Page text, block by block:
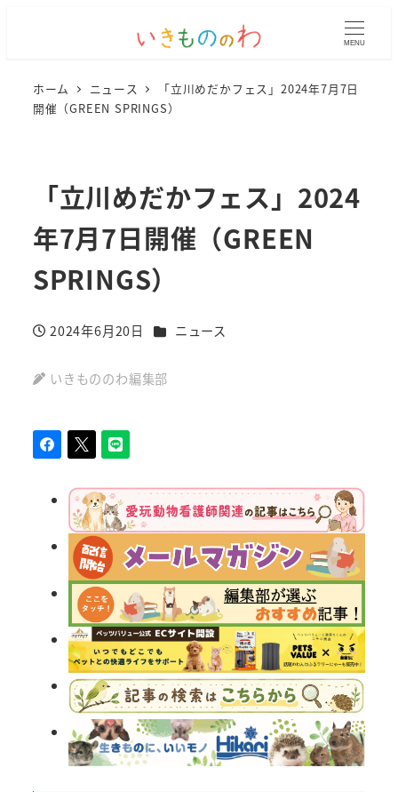
MENU
ホーム ニュース
「立川めだかフェス」2024年7月7日
開催（GREEN SPRINGS）
「立川めだかフェス」2024
年7月7日開催（GREEN
SPRINGS）
投稿日
2024年6月20日 カテゴリー
ニュース
いきもののわ編集部